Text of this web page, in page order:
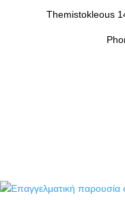
Themistokleous